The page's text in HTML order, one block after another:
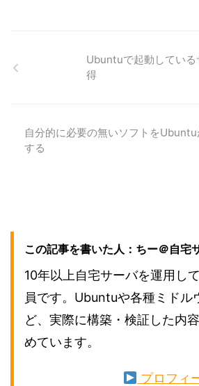
Ubuntuで起動している
得
自分的に必要の無いソフトをUbuntu
する
この記事を書いた人：ちー＠自宅
10年以上自宅サーバを運用し
員です。Ubuntuや各種ミドル
ど、実際に構築・検証した内
めています。
プロフィ